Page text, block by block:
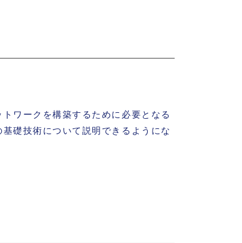
ワークを構築するために必要となる
礎技術について説明できるようにな